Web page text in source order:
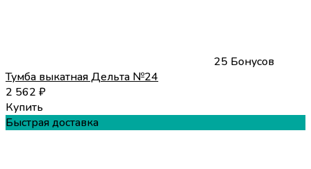
25 Бонусов
Тумба выкатная Дельта №24
2 562 ₽
Купить
Быстрая доставка